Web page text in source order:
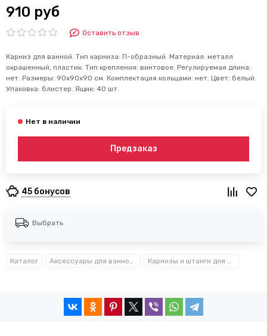
910 руб
Оставить отзыв
Карниз для ванной. Тип карниза: П-образный. Материал: металл
окрашенный, пластик. Тип крепления: винтовое. Регулируемая длина:
нет. Размеры: 90х90х90 см. Комплектация кольцами: нет. Цвет: белый.
Упаковка: блистер. Ящик: 40 шт.
Предзаказ
45 бонусов
Выбрать
Каталог Аксессуары для ванной комнаты TM Besser Карнизы и штанги для ванной комнаты Besser™